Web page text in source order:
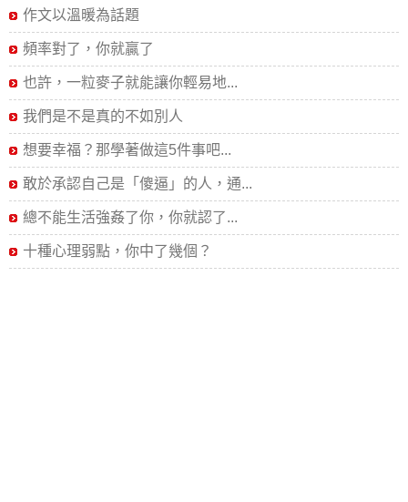
作文以溫暖為話題
頻率對了，你就贏了
也許，一粒麥子就能讓你輕易地...
我們是不是真的不如別人
想要幸福？那學著做這5件事吧...
敢於承認自己是「傻逼」的人，通...
總不能生活強姦了你，你就認了...
十種心理弱點，你中了幾個？